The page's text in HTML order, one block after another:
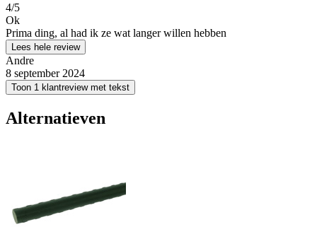
4/5
Ok
Prima ding, al had ik ze wat langer willen hebben
Lees hele review
Andre
8 september 2024
Toon 1 klantreview met tekst
Alternatieven